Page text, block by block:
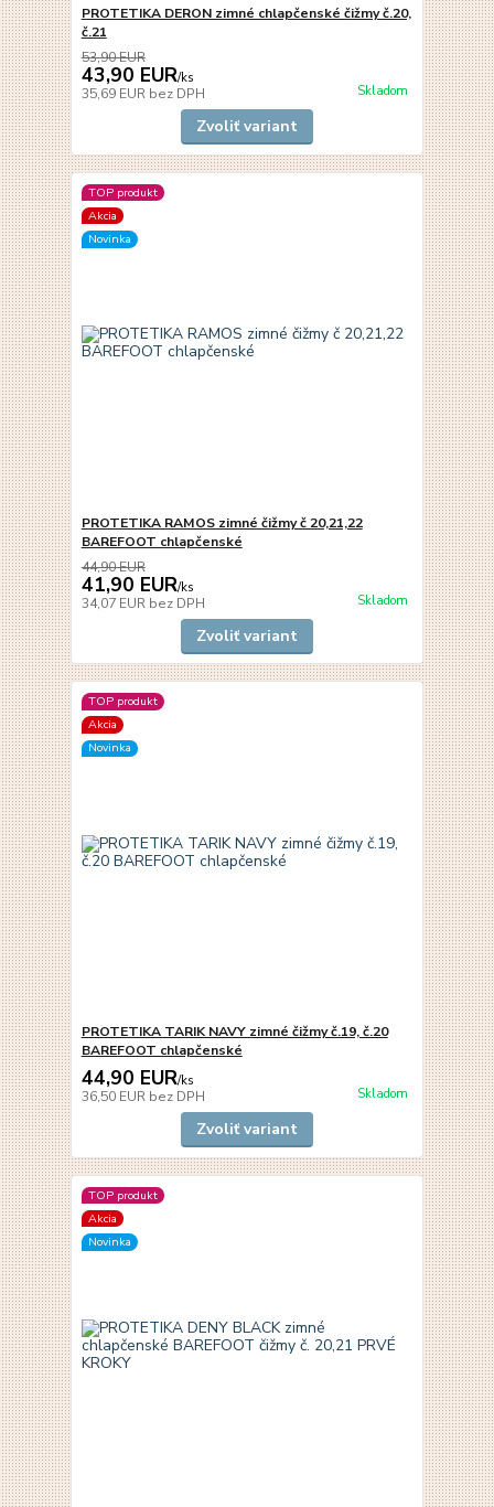
PROTETIKA DERON zimné chlapčenské čižmy č.20,
č.21
53,90 EUR
43,90 EUR/ks
35,69 EUR bez DPH Skladom
Zvoliť variant
TOP produkt
Akcia
Novinka
PROTETIKA RAMOS zimné čižmy č 20,21,22
BAREFOOT chlapčenské
44,90 EUR
41,90 EUR/ks
34,07 EUR bez DPH Skladom
Zvoliť variant
TOP produkt
Akcia
Novinka
PROTETIKA TARIK NAVY zimné čižmy č.19, č.20
BAREFOOT chlapčenské
44,90 EUR/ks
36,50 EUR bez DPH Skladom
Zvoliť variant
TOP produkt
Akcia
Novinka